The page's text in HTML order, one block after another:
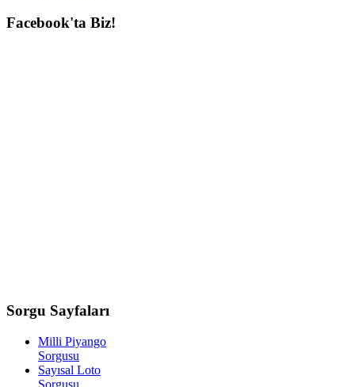
Facebook'ta Biz!
Sorgu Sayfaları
Milli Piyango
Sorgusu
Sayısal Loto